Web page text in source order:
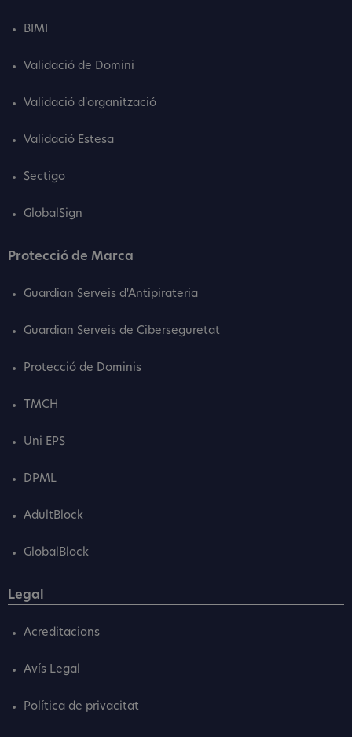
BIMI
Validació de Domini
Validació d'organització
Validació Estesa
Sectigo
GlobalSign
Protecció de Marca
Guardian Serveis d'Antipirateria
Guardian Serveis de Ciberseguretat
Protecció de Dominis
TMCH
Uni EPS
DPML
AdultBlock
GlobalBlock
Legal
Acreditacions
Avís Legal
Política de privacitat